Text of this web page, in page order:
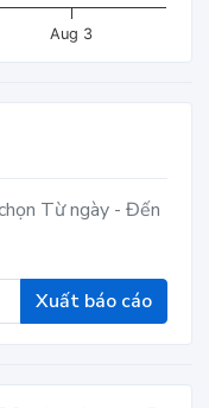
Aug 3
Từ ngày - Đến
Xuất báo cáo